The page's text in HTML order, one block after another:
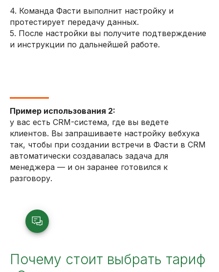
4. Команда Фасти выполнит настройку и
протестирует передачу данных.
5. После настройки вы получите подтверждение
и инструкции по дальнейшей работе.
Пример использования 2:
у вас есть CRM-система, где вы ведете
клиентов. Вы запрашиваете настройку вебхука
так, чтобы при создании встречи в Фасти в CRM
автоматически создавалась задача для
менеджера — и он заранее готовился к
разговору.
Почему стоит выбрать тариф